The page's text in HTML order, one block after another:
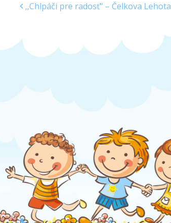
,,Chlpáči pre radosť“ – Čelkova Lehota